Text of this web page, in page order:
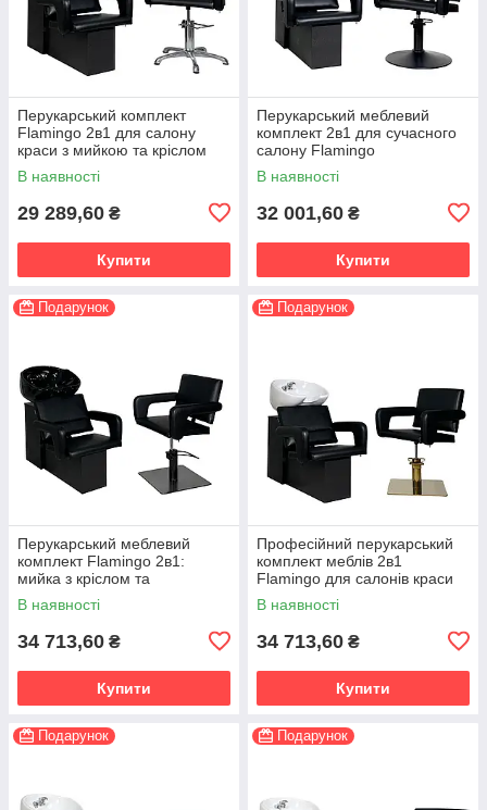
Перукарський комплект
Flamingo 2в1 для салону
краси з мийкою та кріслом
В наявності
29 289,60 ₴
Купити
Перукарський меблевий
комплект 2в1 для сучасного
салону Flamingо
В наявності
32 001,60 ₴
Купити
Подарунок
Перукарський меблевий
комплект Flamingo 2в1:
мийка з кріслом та
перукарське крісло
В наявності
34 713,60 ₴
Купити
Подарунок
Професійний перукарський
комплект меблів 2в1
Flamingo для салонів краси
В наявності
34 713,60 ₴
Купити
Подарунок Подарунок